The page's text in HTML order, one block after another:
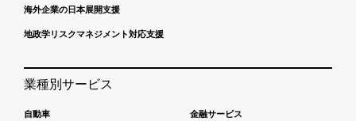
海外企業の日本展開支援
地政学リスクマネジメント対応支援
業種別サービス
自動車 金融サービス